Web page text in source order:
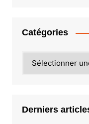
Catégories
Derniers